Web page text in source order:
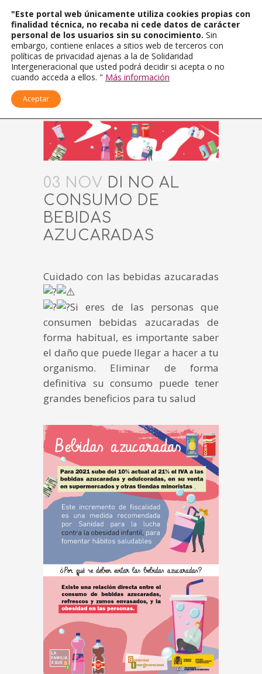
03 NOV DI NO AL
CONSUMO DE
BEBIDAS
AZUCARADAS
Cuidado con las bebidas azucaradas
Si eres de las personas que
consumen bebidas azucaradas de
forma habitual, es importante saber
el daño que puede llegar a hacer a tu
organismo. Eliminar de forma
definitiva su consumo puede tener
grandes beneficios para tu salud
"Este portal web únicamente utiliza cookies propias con
finalidad técnica, no recaba ni cede datos de carácter
personal de los usuarios sin su conocimiento. Sin
embargo, contiene enlaces a sitios web de terceros con
políticas de privacidad ajenas a la de Solidaridad
Intergeneracional que usted podrá decidir si acepta o no
cuando acceda a ellos. " Más información
Aceptar